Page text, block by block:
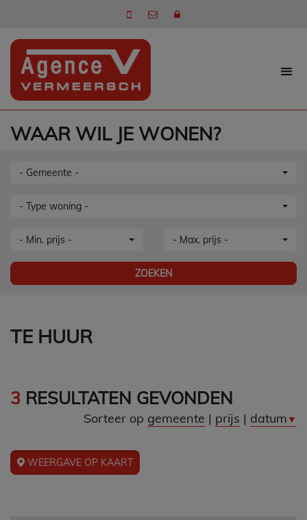
WAAR WIL JE WONEN?
- Gemeente -
- Type woning -
- Min. prijs - - Max. prijs -
ZOEKEN
TE HUUR
3 RESULTATEN GEVONDEN
Sorteer op gemeente | prijs | datum ▼
WEERGAVE OP KAART